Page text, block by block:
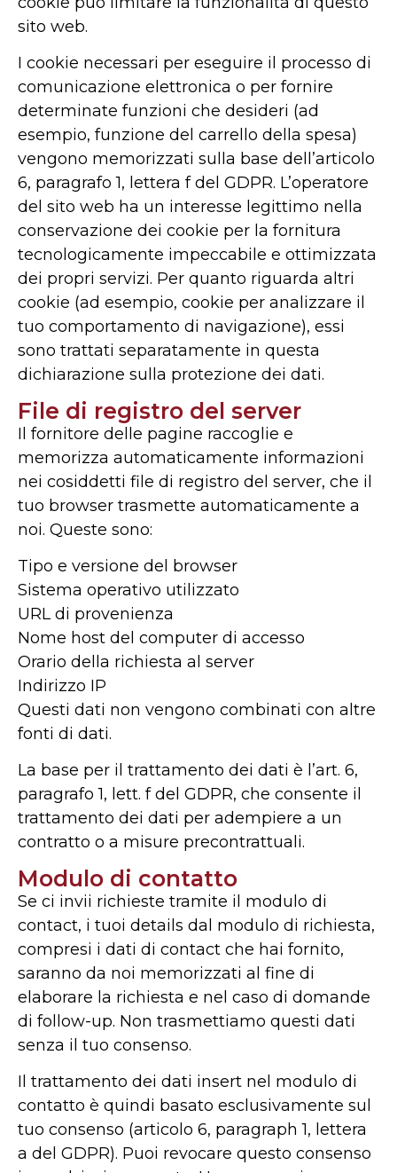
sito web.
I cookie necessari per eseguire il processo di
comunicazione elettronica o per fornire
determinate funzioni che desideri (ad
esempio, funzione del carrello della spesa)
vengono memorizzati sulla base dell’articolo
6, paragrafo 1, lettera f del GDPR. L’operatore
del sito web ha un interesse legittimo nella
conservazione dei cookie per la fornitura
tecnologicamente impeccabile e ottimizzata
dei propri servizi. Per quanto riguarda altri
cookie (ad esempio, cookie per analizzare il
tuo comportamento di navigazione), essi
sono trattati separatamente in questa
dichiarazione sulla protezione dei dati.
File di registro del server
Il fornitore delle pagine raccoglie e
memorizza automaticamente informazioni
nei cosiddetti file di registro del server, che il
tuo browser trasmette automaticamente a
noi. Queste sono:
Tipo e versione del browser
Sistema operativo utilizzato
URL di provenienza
Nome host del computer di accesso
Orario della richiesta al server
Indirizzo IP
Questi dati non vengono combinati con altre
fonti di dati.
La base per il trattamento dei dati è l’art. 6,
paragrafo 1, lett. f del GDPR, che consente il
trattamento dei dati per adempiere a un
contratto o a misure precontrattuali.
Modulo di contatto
Se ci invii richieste tramite il modulo di
contact, i tuoi details dal modulo di richiesta,
compresi i dati di contact che hai fornito,
saranno da noi memorizzati al fine di
elaborare la richiesta e nel caso di domande
di follow-up. Non trasmettiamo questi dati
senza il tuo consenso.
Il trattamento dei dati insert nel modulo di
contatto è quindi basato esclusivamente sul
tuo consenso (articolo 6, paragraph 1, lettera
a del GDPR). Puoi revocare questo consenso